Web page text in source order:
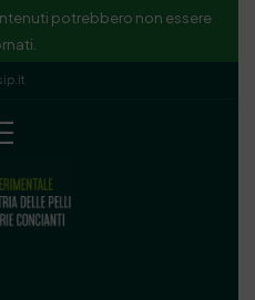
potrebbero non essere